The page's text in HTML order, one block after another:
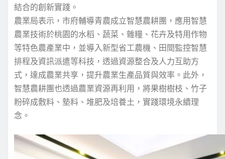
結合的創新實踐。
農業局表示，市府輔導青農成立智慧農耕團，應用智慧
農業技術於桃園的水稻、蔬菜、雜糧、花卉及特用作物
等特色農產業中，並導入新型省工農機、田間監控智慧
排程及資訊派遣等科技，透過資源整合及人力互助方
式，達成農業共享，提升農業生產品質與效率。此外，
智慧農耕團也透過農業資源再利用，將果樹樹枝、竹子
粉碎成敷料、墊料、堆肥及培養土，實踐環境永續理
念。